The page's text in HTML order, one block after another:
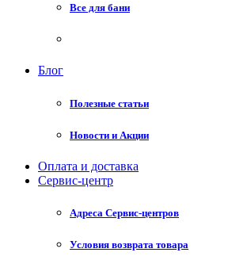
Все для бани
Блог
Полезные статьи
Новости и Акции
Оплата и доставка
Сервис-центр
Адреса Сервис-центров
Условия возврата товара